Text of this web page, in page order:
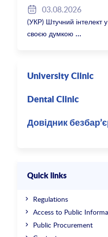
03.08.2026
(УКР) Штучний інтелект
своєю думкою
University Clinic
Dental Clinic
Довідник
Quick links
Regulations
Access to Public
Public Procurement